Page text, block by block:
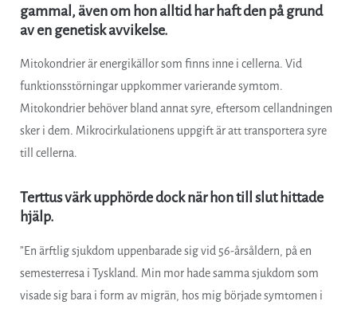
gammal, även om hon alltid har haft den på grund
av en genetisk avvikelse.
Mitokondrier är energikällor som finns inne i cellerna. Vid
funktionsstörningar uppkommer varierande symtom.
Mitokondrier behöver bland annat syre, eftersom cellandningen
sker i dem. Mikrocirkulationens uppgift är att transportera syre
till cellerna.
Terttus värk upphörde dock när hon till slut hittade
hjälp.
”En ärftlig sjukdom uppenbarade sig vid 56-årsåldern, på en
semesterresa i Tyskland. Min mor hade samma sjukdom som
visade sig bara i form av migrän, hos mig började symtomen i